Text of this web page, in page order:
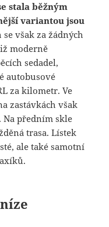
stala běžným
variantou jsou
se však za žádných
moderně
sedadel,
autobusové
za kilometr. Ve
zastávkách však
Na předním skle
trasa. Lístek
ale také samotní